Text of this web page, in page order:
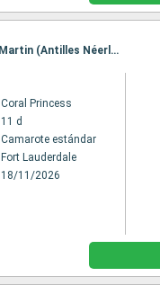
Itinerario : Fort Lauderdale, San Thomas, South Friar's beach, Dominica, Antigua, Saint Martin (Antilles Néerlandaises), Fort Lauderdale
Coral Princess
11 d
Camarote estándar
Fort Lauderdale
18/11/2026